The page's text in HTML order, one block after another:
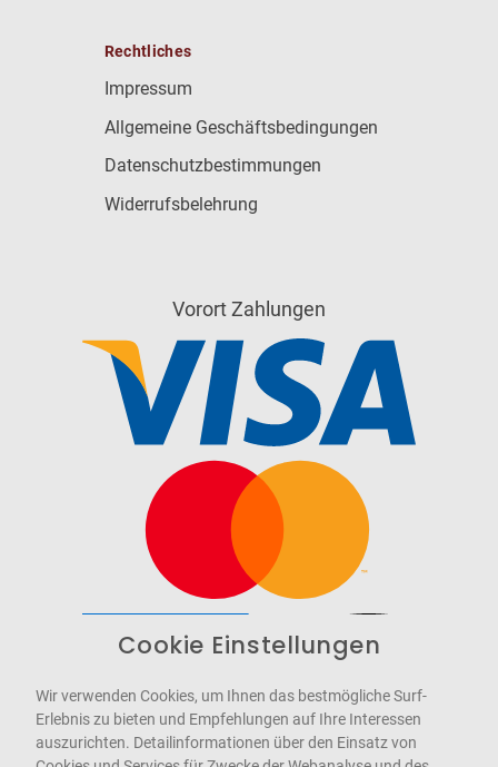
Rechtliches
Impressum
Allgemeine Geschäftsbedingungen
Datenschutzbestimmungen
Widerrufsbelehrung
Vorort Zahlungen
WCAG-2.1-AA
Cookie Einstellungen
Wir verwenden Cookies, um Ihnen das bestmögliche Surf-
Erlebnis zu bieten und Empfehlungen auf Ihre Interessen
auszurichten. Detailinformationen über den Einsatz von